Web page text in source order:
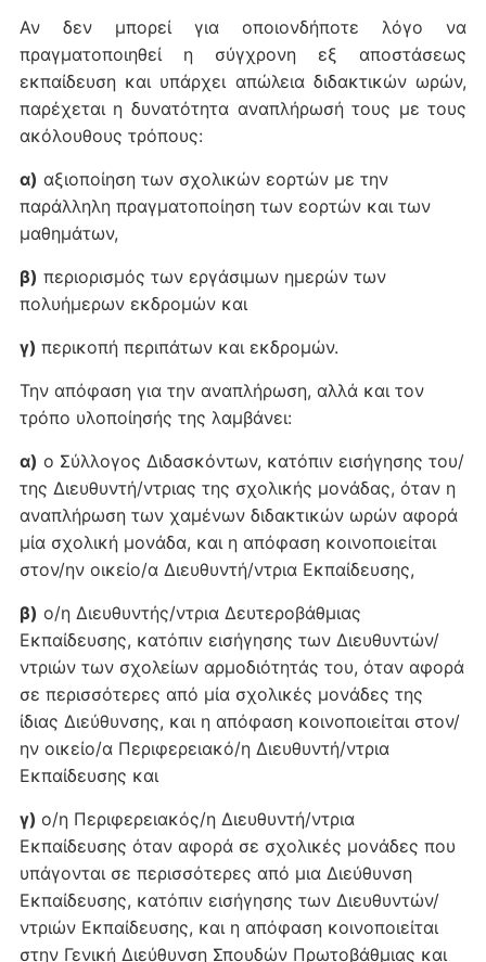
Αν δεν μπορεί για οποιονδήποτε λόγο να
πραγματοποιηθεί η σύγχρονη εξ αποστάσεως
εκπαίδευση και υπάρχει απώλεια διδακτικών ωρών,
παρέχεται η δυνατότητα αναπλήρωσή τους με τους
ακόλουθους τρόπους:
α) αξιοποίηση των σχολικών εορτών με την
παράλληλη πραγματοποίηση των εορτών και των
μαθημάτων,
β) περιορισμός των εργάσιμων ημερών των
πολυήμερων εκδρομών και
γ) περικοπή περιπάτων και εκδρομών.
Την απόφαση για την αναπλήρωση, αλλά και τον
τρόπο υλοποίησής της λαμβάνει:
α) ο Σύλλογος Διδασκόντων, κατόπιν εισήγησης του/
της Διευθυντή/ντριας της σχολικής μονάδας, όταν η
αναπλήρωση των χαμένων διδακτικών ωρών αφορά
μία σχολική μονάδα, και η απόφαση κοινοποιείται
στον/ην οικείο/α Διευθυντή/ντρια Εκπαίδευσης,
β) ο/η Διευθυντής/ντρια Δευτεροβάθμιας
Εκπαίδευσης, κατόπιν εισήγησης των Διευθυντών/
ντριών των σχολείων αρμοδιότητάς του, όταν αφορά
σε περισσότερες από μία σχολικές μονάδες της
ίδιας Διεύθυνσης, και η απόφαση κοινοποιείται στον/
ην οικείο/α Περιφερειακό/η Διευθυντή/ντρια
Εκπαίδευσης και
γ) ο/η Περιφερειακός/η Διευθυντή/ντρια
Εκπαίδευσης όταν αφορά σε σχολικές μονάδες που
υπάγονται σε περισσότερες από μια Διεύθυνση
Εκπαίδευσης, κατόπιν εισήγησης των Διευθυντών/
ντριών Εκπαίδευσης, και η απόφαση κοινοποιείται
στην Γενική Διεύθυνση Σπουδών Πρωτοβάθμιας και